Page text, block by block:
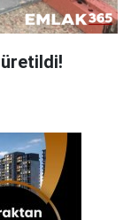
üretildi!